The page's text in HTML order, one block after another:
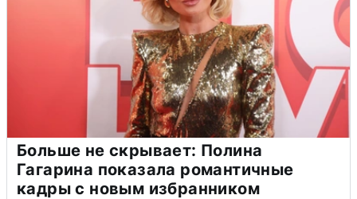
Больше не скрывает: Полина
Гагарина показала романтичные
кадры с новым избранником